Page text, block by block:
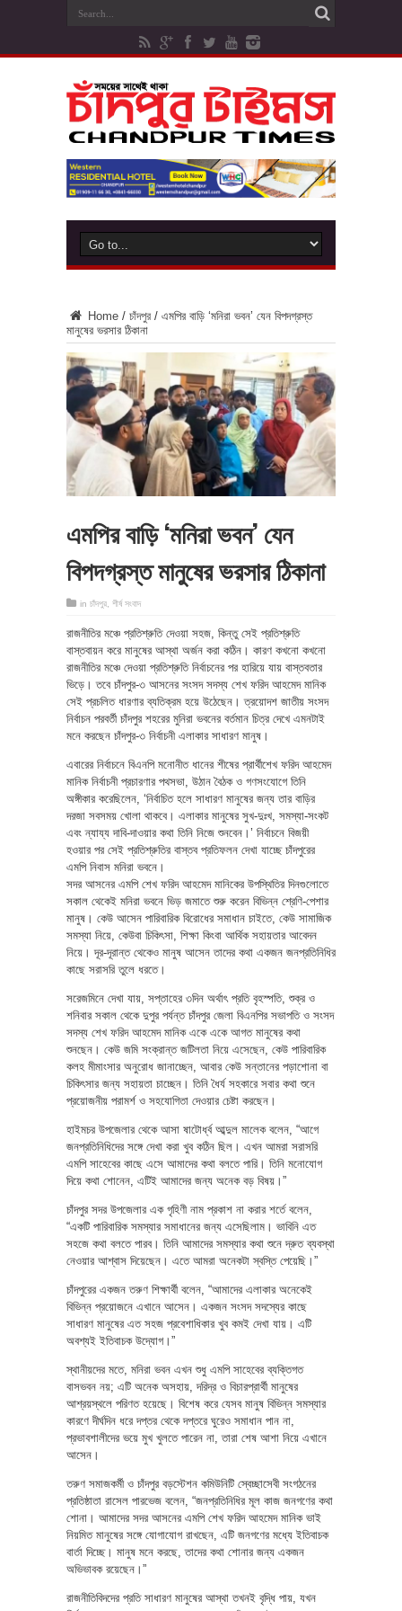
Home / চাঁদপুর / এমপির বাড়ি ‘মনিরা ভবন’ যেন বিপদগ্রস্ত
মানুষের ভরসার ঠিকানা
এমপির বাড়ি ‘মনিরা ভবন’ যেন
বিপদগ্রস্ত মানুষের ভরসার ঠিকানা
in চাঁদপুর শীর্ষ সংবাদ
রাজনীতির মঞ্চে প্রতিশ্রুতি দেওয়া সহজ, কিন্তু সেই প্রতিশ্রুতি
বাস্তবায়ন করে মানুষের আস্থা অর্জন করা কঠিন। কারণ কখনো কখনো
রাজনীতির মঞ্চে দেওয়া প্রতিশ্রুতি নির্বাচনের পর হারিয়ে যায় বাস্তবতার
ভিড়ে। তবে চাঁদপুর-৩ আসনের সংসদ সদস্য শেখ ফরিদ আহমেদ মানিক
সেই প্রচলিত ধারণার ব্যতিক্রম হয়ে উঠেছেন। ত্রয়োদশ জাতীয় সংসদ
নির্বাচন পরবর্তী চাঁদপুর শহরের মুনিরা ভবনের বর্তমান চিত্র দেখে এমনটাই
মনে করছেন চাঁদপুর-৩ নির্বাচনী এলাকার সাধারণ মানুষ।
এবারের নির্বাচনে বিএনপি মনোনীত ধানের শীষের প্রার্থীশেখ ফরিদ আহমেদ
মানিক নির্বাচনী প্রচারণার পথসভা, উঠান বৈঠক ও গণসংযোগে তিনি
অঙ্গীকার করেছিলেন, ‘নির্বাচিত হলে সাধারণ মানুষের জন্য তার বাড়ির
দরজা সবসময় খোলা থাকবে। এলাকার মানুষের সুখ-দুঃখ, সমস্যা-সংকট
এবং ন্যায্য দাবি-দাওয়ার কথা তিনি নিজে শুনবেন।’ নির্বাচনে বিজয়ী
হওয়ার পর সেই প্রতিশ্রুতির বাস্তব প্রতিফলন দেখা যাচ্ছে চাঁদপুরের
এমপি নিবাস মনিরা ভবনে।
সদর আসনের এমপি শেখ ফরিদ আহমেদ মানিকের উপস্থিতির দিনগুলোতে
সকাল থেকেই মনিরা ভবনে ভিড় জমাতে শুরু করেন বিভিন্ন শ্রেণি-পেশার
মানুষ। কেউ আসেন পারিবারিক বিরোধের সমাধান চাইতে, কেউ সামাজিক
সমস্যা নিয়ে, কেউবা চিকিৎসা, শিক্ষা কিংবা আর্থিক সহায়তার আবেদন
নিয়ে। দূর-দূরান্ত থেকেও মানুষ আসেন তাদের কথা একজন জনপ্রতিনিধির
কাছে সরাসরি তুলে ধরতে।
সরেজমিনে দেখা যায়, সপ্তাহের ৩দিন অর্থাৎ প্রতি বৃহস্পতি, শুক্র ও
শনিবার সকাল থেকে দুপুর পর্যন্ত চাঁদপুর জেলা বিএনপির সভাপতি ও সংসদ
সদস্য শেখ ফরিদ আহমেদ মানিক একে একে আগত মানুষের কথা
শুনছেন। কেউ জমি সংক্রান্ত জটিলতা নিয়ে এসেছেন, কেউ পারিবারিক
কলহ মীমাংসার অনুরোধ জানাচ্ছেন, আবার কেউ সন্তানের পড়াশোনা বা
চিকিৎসার জন্য সহায়তা চাচ্ছেন। তিনি ধৈর্য সহকারে সবার কথা শুনে
প্রয়োজনীয় পরামর্শ ও সহযোগিতা দেওয়ার চেষ্টা করছেন।
হাইমচর উপজেলার থেকে আসা ষাটোর্ধ্ব আব্দুল মালেক বলেন, “আগে
জনপ্রতিনিধিদের সঙ্গে দেখা করা খুব কঠিন ছিল। এখন আমরা সরাসরি
এমপি সাহেবের কাছে এসে আমাদের কথা বলতে পারি। তিনি মনোযোগ
দিয়ে কথা শোনেন, এটিই আমাদের জন্য অনেক বড় বিষয়।”
চাঁদপুর সদর উপজেলার এক গৃহিণী নাম প্রকাশ না করার শর্তে বলেন,
“একটি পারিবারিক সমস্যার সমাধানের জন্য এসেছিলাম। ভাবিনি এত
সহজে কথা বলতে পারব। তিনি আমাদের সমস্যার কথা শুনে দ্রুত ব্যবস্থা
নেওয়ার আশ্বাস দিয়েছেন। এতে আমরা অনেকটা স্বস্তি পেয়েছি।”
চাঁদপুরের একজন তরুণ শিক্ষার্থী বলেন, “আমাদের এলাকার অনেকেই
বিভিন্ন প্রয়োজনে এখানে আসেন। একজন সংসদ সদস্যের কাছে
সাধারণ মানুষের এত সহজ প্রবেশাধিকার খুব কমই দেখা যায়। এটি
অবশ্যই ইতিবাচক উদ্যোগ।”
স্থানীয়দের মতে, মনিরা ভবন এখন শুধু এমপি সাহেবের ব্যক্তিগত
বাসভবন নয়; এটি অনেক অসহায়, দরিদ্র ও বিচারপ্রার্থী মানুষের
আশ্রয়স্থলে পরিণত হয়েছে। বিশেষ করে যেসব মানুষ বিভিন্ন সমস্যার
কারণে দীর্ঘদিন ধরে দপ্তর থেকে দপ্তরে ঘুরেও সমাধান পান না,
প্রভাবশালীদের ভয়ে মুখ খুলতে পারেন না, তারা শেষ আশা নিয়ে এখানে
আসেন।
তরুণ সমাজকর্মী ও চাঁদপুর বড়স্টেশন কমিউনিটি স্বেচ্ছাসেবী সংগঠনের
প্রতিষ্ঠাতা রাসেল পারভেজ বলেন, “জনপ্রতিনিধির মূল কাজ জনগণের কথা
শোনা। আমাদের সদর আসনের এমপি শেখ ফরিদ আহমেদ মানিক ভাই
নিয়মিত মানুষের সঙ্গে যোগাযোগ রাখছেন, এটি জনগণের মধ্যে ইতিবাচক
বার্তা দিচ্ছে। মানুষ মনে করছে, তাদের কথা শোনার জন্য একজন
অভিভাবক রয়েছেন।”
রাজনীতিবিদদের প্রতি সাধারণ মানুষের আস্থা তখনই বৃদ্ধি পায়, যখন